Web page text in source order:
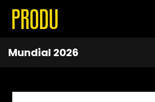
Mundial 2026